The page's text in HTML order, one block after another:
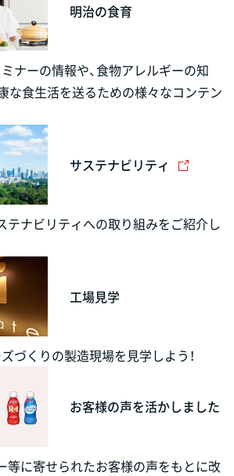
明治の食育
ナーの情報や、食物アレルギーの知
な食生活を送るための様々なコンテン
サステナビリティ
テナビリティへの取り組みをご紹介し
工場見学
づくりの製造現場を見学しよう！
お客様の声を活かしました
等に寄せられたお客様の声をもとに改